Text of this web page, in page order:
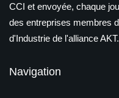
CCI et envoyée, chaque
des entreprises membres
d'Industrie de l'alliance AKT.
Navigation